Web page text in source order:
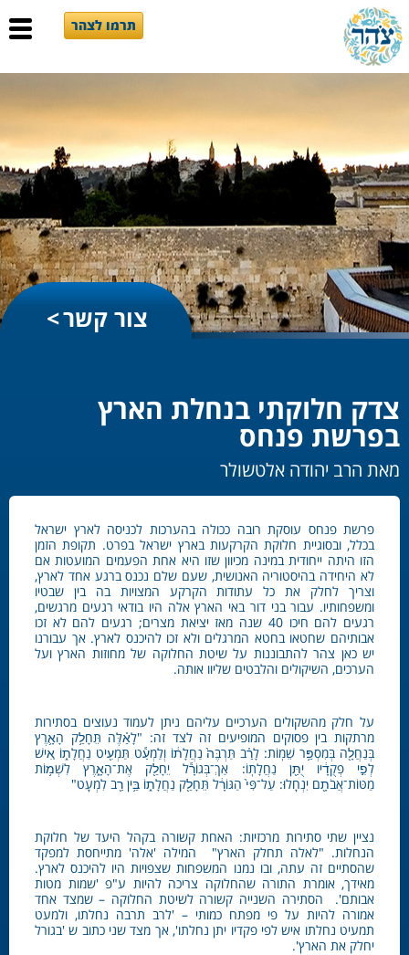
תרמו לצהר
צור קשר
צדק חלוקתי בנחלת הארץ
בפרשת פנחס
מאת הרב יהודה אלטשולר
פרשת פנחס עוסקת רובה ככולה בהערכות לכניסה לארץ ישראל
בכלל, ובסוגיית חלוקת הקרקעות בארץ ישראל בפרט. תקופת הזמן
הזו היתה ייחודית במינה מכיוון שזו היא אחת הפעמים המועטות אם
לא היחידה בהיסטוריה האנושית, שעם שלם נכנס ברגע אחד לארץ,
וצריך לחלק את כל עתודות הקרקע המצויות בה בין שבטיו
ומשפחותיו. עבור בני דור באי הארץ אלה היו בודאי רגעים מרגשים,
רגעים להם חיכו 40 שנה מאז יציאת מצרים; רגעים להם לא זכו
אבותיהם שחטאו בחטא המרגלים ולא זכו להיכנס לארץ. אך עבורנו
יש כאן צהר להתבוננות על שיטת החלוקה של מחוזות הארץ ועל
הערכים, השיקולים והלבטים שליוו אותה.
על חלק מהשקולים הערכיים עליהם ניתן לעמוד נעוצים בסתירות
מרתקות בין פסוקים המופיעים זה לצד זה: "לָאֵ֗לֶּה תֵּחָלֵ֥ק הָאָ֛רֶץ
בְּנַחֲלָ֖ה בְּמִסְפַּ֥ר שֵׁמֽוֹת: לָרַ֗ב תַּרְבֶּה֙ נַחֲלָת֔וֹ וְלַמְעַ֕ט תַּמְעִ֖יט נַחֲלָת֑וֹ אִ֚ישׁ
לְפִ֣י פְקֻדָ֔יו יֻתַּ֖ן נַחֲלָתֽוֹ: אַךְ־בְּגוֹרָ֕ל יֵחָלֵ֖ק אֶת־הָאָ֑רֶץ לִשְׁמ֥וֹת
מַטּוֹת־אֲבֹתָ֖ם יִנְחָֽלוּ: עַל־פִּי֙ הַגּוֹרָ֔ל תֵּחָלֵ֖ק נַחֲלָת֑וֹ בֵּ֥ין רַ֖ב לִמְעָֽט"
נציין שתי סתירות מרכזיות: האחת קשורה בקהל היעד של חלוקת
הנחלות. "לאלה תחלק הארץ" המילה 'אלה' מתייחסת למפקד
שהסתיים זה עתה, ובו נמנו המשפחות שצפויות היו להיכנס לארץ.
מאידך, אומרת התורה שהחלוקה צריכה להיות ע"פ 'שמות מטות
אבותם'. הסתירה השנייה קשורה לשיטת החלוקה – שמצד אחד
אמורה להיות על פי מפתח כמותי – 'לרב תרבה נחלתו, ולמעט
תמעיט נחלתו איש לפי פקדיו יתן נחלתו', אך מצד שני כתוב ש 'בגורל
יחלק את הארץ'.